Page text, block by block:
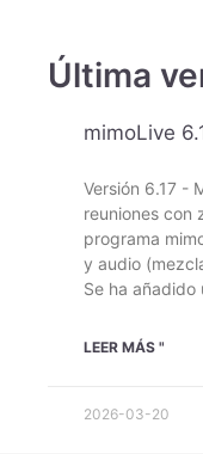
Última
mimoLive
Versión 6.17 -
reuniones con
programa
y audio
Se ha añadido
LEER MÁS "
2026-03-20